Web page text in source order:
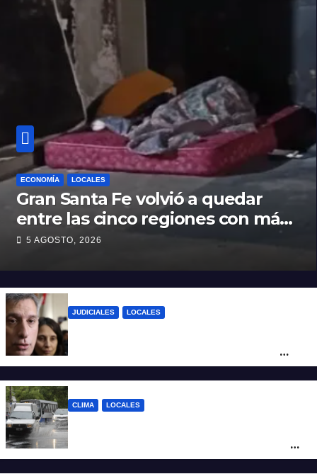
ECONOMÍA LOCALES
Gran Santa Fe volvió a quedar
entre las cinco regiones con más
pobreza del país
5 AGOSTO, 2026
JUDICIALES LOCALES
ético y ratificó que la Provincia apelará
CLIMA LOCALES
vientos en Santa Fe: anuncian ráfagas de
hasta 90 km/h, granizo y un brusco